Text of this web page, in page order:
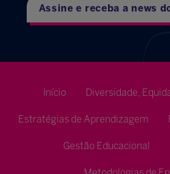
Assine e receba a news
Início Diversidade,
Estratégias de Aprendizagem
Gestão Educacional